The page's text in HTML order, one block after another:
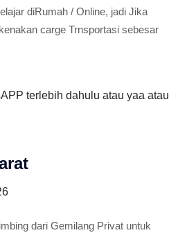
diRumah / Online, jadi Jika
carge Trnsportasi sebesar
terlebih dahulu atau yaa atau
dari Gemilang Privat untuk